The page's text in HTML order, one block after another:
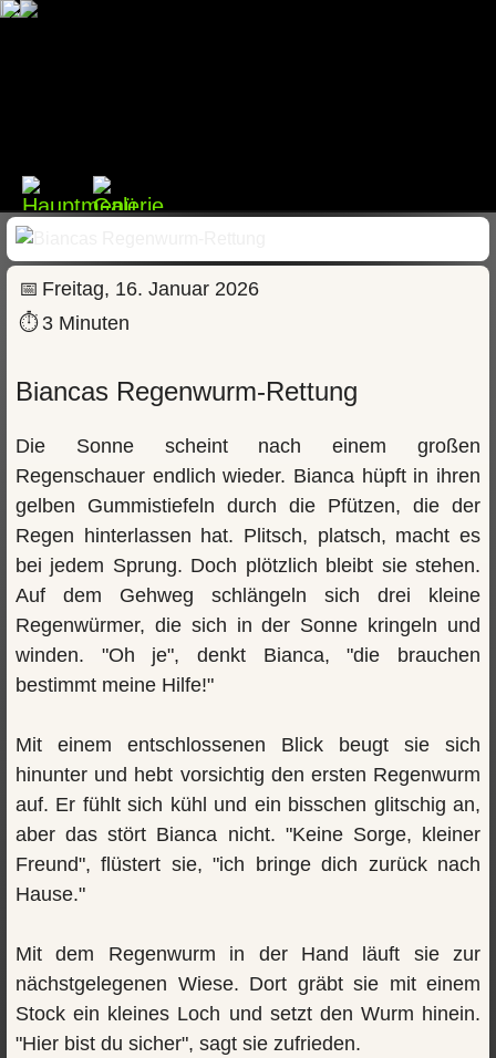
📅 Freitag, 16. Januar 2026
⏱ 3 Minuten
Biancas Regenwurm-Rettung
Die Sonne scheint nach einem großen
Regenschauer endlich wieder. Bianca hüpft in ihren
gelben Gummistiefeln durch die Pfützen, die der
Regen hinterlassen hat. Plitsch, platsch, macht es
bei jedem Sprung. Doch plötzlich bleibt sie stehen.
Auf dem Gehweg schlängeln sich drei kleine
Regenwürmer, die sich in der Sonne kringeln und
winden. "Oh je", denkt Bianca, "die brauchen
bestimmt meine Hilfe!"
Mit einem entschlossenen Blick beugt sie sich
hinunter und hebt vorsichtig den ersten Regenwurm
auf. Er fühlt sich kühl und ein bisschen glitschig an,
aber das stört Bianca nicht. "Keine Sorge, kleiner
Freund", flüstert sie, "ich bringe dich zurück nach
Hause."
Mit dem Regenwurm in der Hand läuft sie zur
nächstgelegenen Wiese. Dort gräbt sie mit einem
Stock ein kleines Loch und setzt den Wurm hinein.
"Hier bist du sicher", sagt sie zufrieden.